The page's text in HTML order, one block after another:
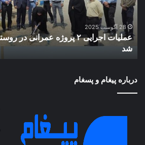
در
روستای
کنارکوه
دیلم
آغاز
شد
28 آگوست 2025
عملیات اجرایی ۲ پروژه عمرانی
شد
درباره پیغام و پسغام